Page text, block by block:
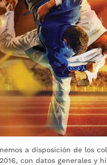
a disposición de los
con datos generales y